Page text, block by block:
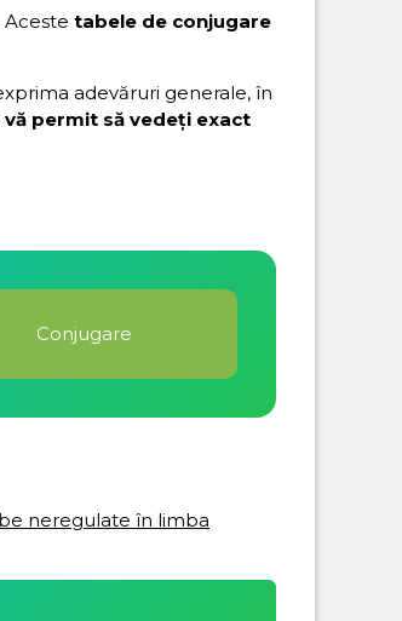
tabele de conjugare
adevăruri generale, în
permit să vedeți exact
neregulate în limba